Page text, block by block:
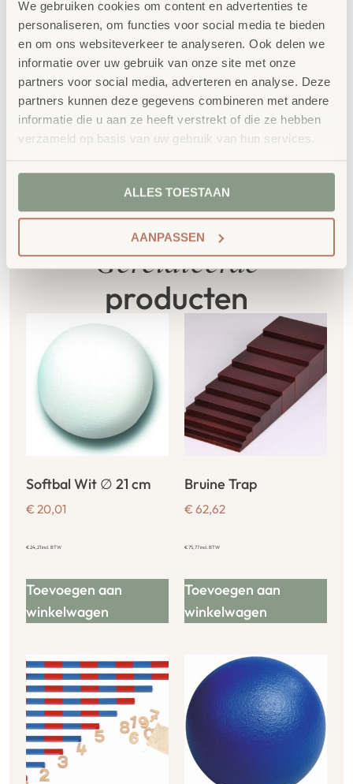
We gebruiken cookies om content en advertenties te
personaliseren, om functies voor social media te bieden
en om ons websiteverkeer te analyseren. Ook delen we
informatie over uw gebruik van onze site met onze
partners voor social media, adverteren en analyse. Deze
partners kunnen deze gegevens combineren met andere
informatie die u aan ze heeft verstrekt of die ze hebben
verzameld op basis van uw gebruik van hun services.
ALLES TOESTAAN
AANPASSEN
100% FSC-gecertificeerd Scandinavisch hout.
Daarnaast zelfs voorzien van het
milieukeurmerkEU-Ecolabel.
Extra informatie
SKU 850127
Gerelateerde
producten
Softbal Wit ∅ 21 cm
€ 20,01
€24,21incl. BTW
Toevoegen aan
winkelwagen
Bruine Trap
€ 62,62
€75,77incl. BTW
Toevoegen aan
winkelwagen